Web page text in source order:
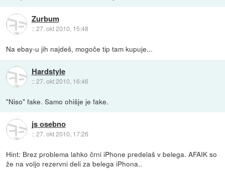
Zurbum
::27. okt 2010, 15:48
Na ebay-u jih najdeš, mogoče tip tam kupuje...
Hardstyle
::27. okt 2010, 16:46
"Niso" fake. Samo ohišje je fake.
js osebno
::27. okt 2010, 17:26
Hint: Brez problema lahko črni iPhone predelaš v belega. AFAIK so
že na voljo rezervni deli za belega iPhona..